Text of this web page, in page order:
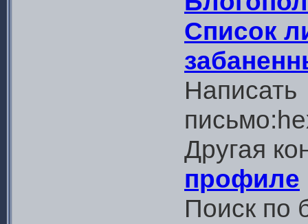
Список
Написать
Другая
профиле
Поиск по